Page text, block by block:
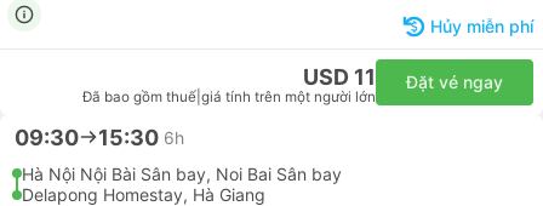
Hủy miễn phí
USD 11
Đã bao gồm thuế giá tính trên một người lớn
Đặt vé ngay
09:30 15:30 6h
Hà Nội Nội Bài Sân bay, Noi Bai Sân bay
Delapong Homestay, Hà Giang